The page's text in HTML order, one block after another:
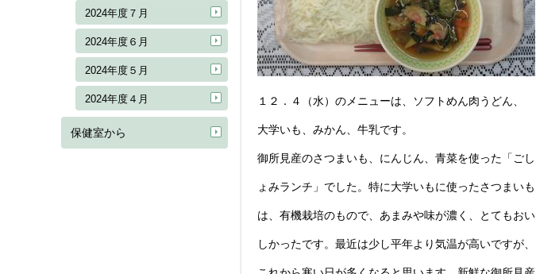
2024年度７月
2024年度６月
2024年度５月
2024年度４月
保健室から
１２．４（水）のメニューは、ソフトめん肉うどん、
大学いも、みかん、牛乳です。
御所見産のさつまいも、にんじん、青菜を使った「ごし
ょみランチ」でした。特に大学いもに使ったさつまいも
は、有機栽培のもので、あまみや味が濃く、とてもおい
しかったです。最近は少し平年より気温が高いですが、